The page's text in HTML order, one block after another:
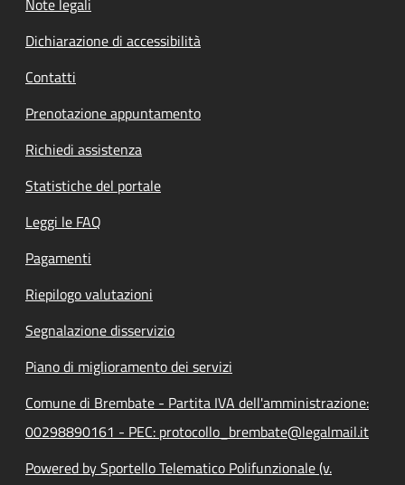
Note legali
Dichiarazione di accessibilità
Contatti
Prenotazione appuntamento
Richiedi assistenza
Statistiche del portale
Leggi le FAQ
Pagamenti
Riepilogo valutazioni
Segnalazione disservizio
Piano di miglioramento dei servizi
Comune di Brembate - Partita IVA dell'amministrazione:
00298890161 - PEC: protocollo_brembate@legalmail.it
Powered by Sportello Telematico Polifunzionale (v.